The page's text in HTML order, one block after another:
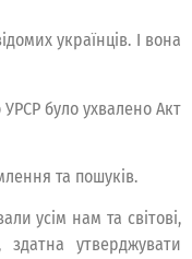
українців. І вона
було ухвалено Акт
та пошуків.
усім нам та світові,
утверджувати